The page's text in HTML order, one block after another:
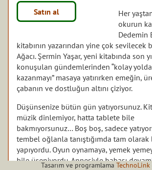
Satın al
Her
okurun
Dedemin
kitabının yazarından yine çok sevilecek
Ağacı. Şermin Yaşar, yeni kitabında son
konuşulan gündemlerinden “kolay
kazanmayı” masaya yatırırken emeğin,
çabanın ve dostluğun altını çiziyor.
Düşünsenize bütün gün yatıyorsunuz.
müzik dinlemiyor, hatta tablete bile
bakmıyorsunuz… Boş boş, sadece
tembel oğlanla tanıştığımda tam olarak
yapıyordu. Oyun oynamaya, yemek
bile üşeniyordu. Annesiyle babası
Tasarım ve programlama